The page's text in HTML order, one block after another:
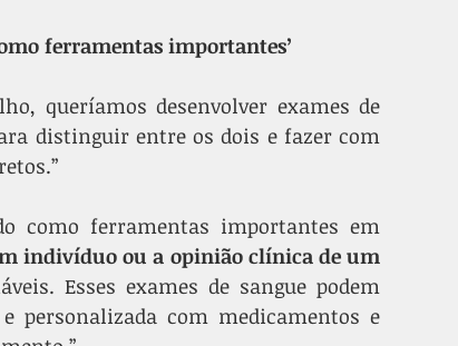
ferramentas importantes’
queríamos desenvolver exames de
distinguir entre os dois e fazer com
como ferramentas importantes em
indivíduo ou a opinião clínica de um
Esses exames de sangue podem
personalizada com medicamentos e